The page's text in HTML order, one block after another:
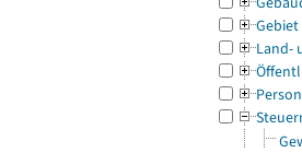
Gebiet
Land-